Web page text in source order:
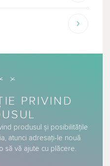
PRIVIND
produsul și posibilitățile
atunci adresați-le nouă.
să vă ajute cu plăcere.